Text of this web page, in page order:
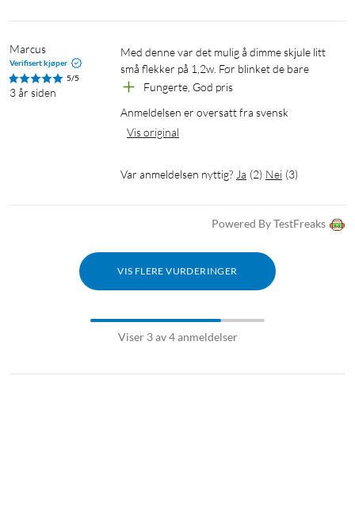
Marcus
Verifisert kjøper
5/5
3 år siden
Med denne var det mulig å dimme skjule litt
små flekker på 1,2w. Før blinket de bare
Fungerte, God pris
Anmeldelsen er oversatt fra svensk
Vis original
Var anmeldelsen nyttig? Ja (2) Nei (3)
Powered By TestFreaks
VIS FLERE VURDERINGER
Viser 3 av 4 anmeldelser